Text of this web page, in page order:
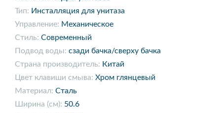
Тип: Инсталляция для унитаза
Управление: Механическое
Стиль: Современный
Подвод воды: сзади бачка/сверху бачка
Страна производитель: Китай
Цвет клавиши смыва: Хром глянцевый
Материал: Сталь
Ширина (см): 50.6